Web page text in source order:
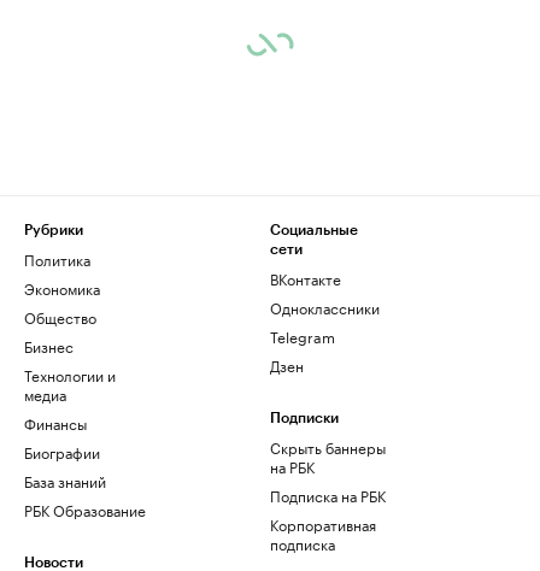
Рубрики
Политика
Экономика
Общество
Бизнес
Технологии и
медиа
Финансы
Биографии
База знаний
РБК Образование
Новости
Социальные
сети
ВКонтакте
Одноклассники
Telegram
Дзен
Подписки
Скрыть баннеры
на РБК
Подписка на РБК
Корпоративная
подписка